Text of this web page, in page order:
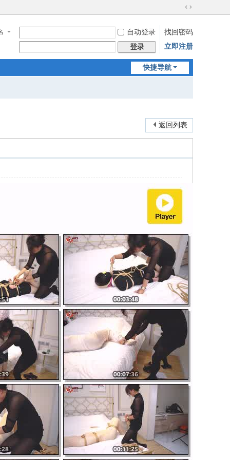
切
到
宽
自动登录
找回密码
登录
立即注册
快捷导航
返回列表